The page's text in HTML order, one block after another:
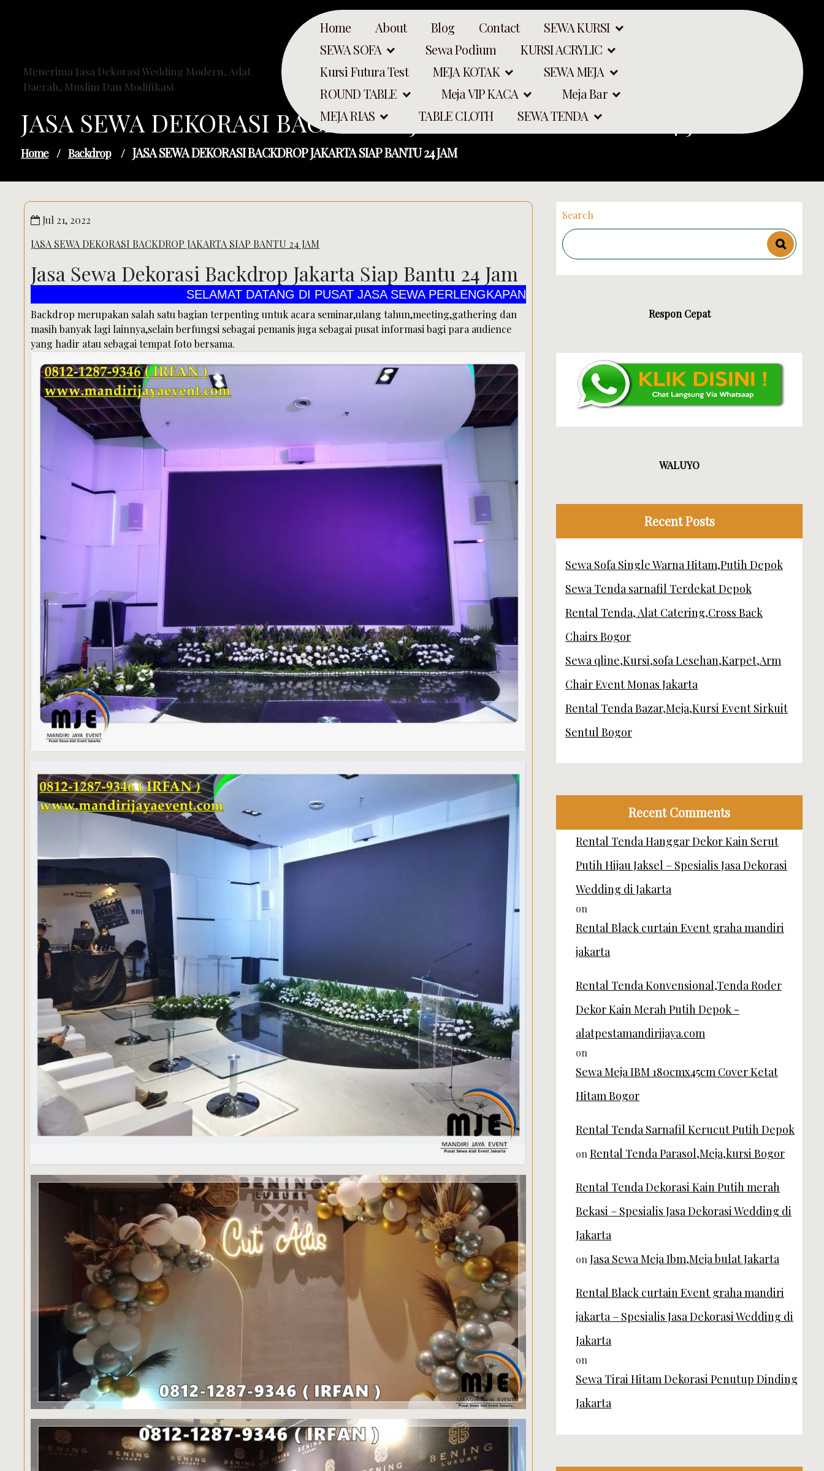
Menerima Jasa Dekorasi Wedding Modern, Adat
Daerah, Muslim Dan Modifikasi
Home About Blog Contact
SEWA KURSI
SEWA SOFA
Sewa Podium
KURSI ACRYLIC
Kursi Futura Test
MEJA KOTAK
SEWA MEJA
ROUND TABLE
Meja VIP KACA
Meja Bar
MEJA RIAS
TABLE CLOTH SEWA TENDA
JASA SEWA DEKORASI BACKDROP JAKARTA SIAP BANTU 24 JAM
Home / Backdrop / JASA SEWA DEKORASI BACKDROP JAKARTA SIAP BANTU 24 JAM
Jul 21, 2022
JASA SEWA DEKORASI BACKDROP JAKARTA SIAP BANTU 24 JAM
Jasa Sewa Dekorasi Backdrop Jakarta Siap Bantu 24 Jam
SELAMAT DATANG DI PUSAT JASA SEWA PERLENGKAPAN ALAT PESTA CV MANDIRI JAYA EVENT
Backdrop merupakan salah satu bagian terpenting untuk acara seminar,ulang tahun,meeting,gathering dan
masih banyak lagi lainnya,selain berfungsi sebagai pemanis juga sebagai pusat informasi bagi para audience
yang hadir atau sebagai tempat foto bersama.
Search
Respon Cepat
WALUYO
Recent Posts
Sewa Sofa Single Warna Hitam,Putih Depok
Sewa Tenda sarnafil Terdekat Depok
Rental Tenda, Alat Catering,Cross Back
Chairs Bogor
Sewa qline,Kursi,sofa Lesehan,Karpet,Arm
Chair Event Monas Jakarta
Rental Tenda Bazar,Meja,Kursi Event Sirkuit
Sentul Bogor
Recent Comments
Rental Tenda Hanggar Dekor Kain Serut
Putih Hijau Jaksel – Spesialis Jasa Dekorasi
Wedding di Jakarta
on
Rental Black curtain Event graha mandiri
jakarta
Rental Tenda Konvensional,Tenda Roder
Dekor Kain Merah Putih Depok -
alatpestamandirijaya.com
on
Sewa Meja IBM 180cmx45cm Cover Ketat
Hitam Bogor
Rental Tenda Sarnafil Kerucut Putih Depok
on Rental Tenda Parasol,Meja,kursi Bogor
Rental Tenda Dekorasi Kain Putih merah
Bekasi – Spesialis Jasa Dekorasi Wedding di
Jakarta
on Jasa Sewa Meja Ibm,Meja bulat Jakarta
Rental Black curtain Event graha mandiri
jakarta – Spesialis Jasa Dekorasi Wedding di
Jakarta
on
Sewa Tirai Hitam Dekorasi Penutup Dinding
Jakarta